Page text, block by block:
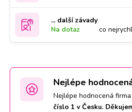
... další závady
Na dotaz
co
Nejlépe
Nejlépe hodnocená firma
číslo 1 v Česku.